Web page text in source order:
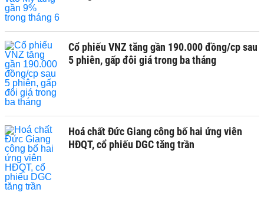
Cổ phiếu VNZ tăng gần 190.000 đồng/cp sau
5 phiên, gấp đôi giá trong ba tháng
Hoá chất Đức Giang công bố hai ứng viên
HĐQT, cổ phiếu DGC tăng trần